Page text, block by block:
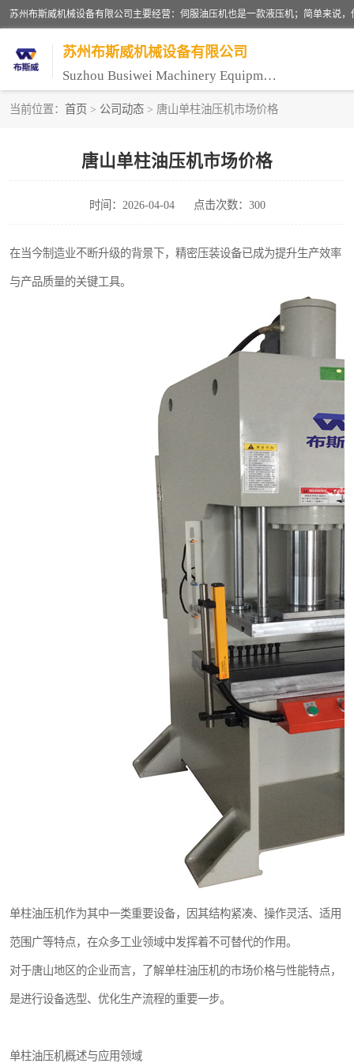
苏州布斯威机械设备有限公司
Suzhou Busiwei Machinery Equipment Co., Ltd.
当前位置： 首页 > 公司动态 > 唐山单柱油压机市场价格
唐山单柱油压机市场价格
时间：2026-04-04 点击次数：300
在当今制造业不断升级的背景下，精密压装设备已成为提升生产效率
与产品质量的关键工具。
单柱油压机作为其中一类重要设备，因其结构紧凑、操作灵活、适用
范围广等特点，在众多工业领域中发挥着不可替代的作用。
对于唐山地区的企业而言，了解单柱油压机的市场价格与性能特点，
是进行设备选型、优化生产流程的重要一步。
单柱油压机概述与应用领域
气压机-气动压床
伺服压力机